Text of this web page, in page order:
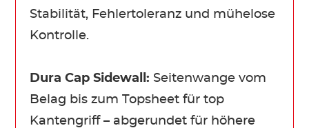
Stabilität, Fehlertoleranz und mühelose
Kontrolle.
Dura Cap Sidewall: Seitenwange vom
Belag bis zum Topsheet für top
Kantengriff – abgerundet für höhere